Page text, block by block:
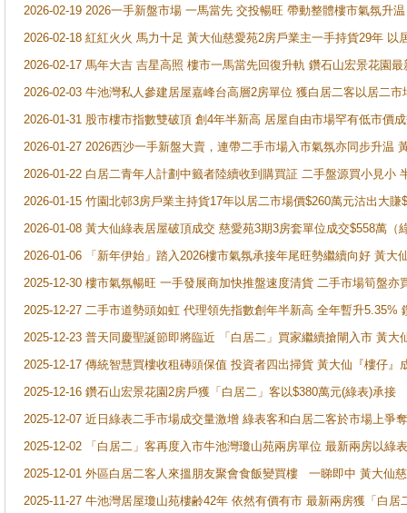
2026-02-19 2026一手新盤市場 一馬當先 交投暢旺 帶動整體樓市氣氛升
2026-02-18 紅紅火火 馬力十足 黃大仙慈愛苑2房戶業主一手持貨29年 以
2026-02-17 馬年大吉 吉星高照 樓市一馬當先回復升軌 鑽石山宏景花園
2026-02-03 牛池灣私人參建居屋嘉峰台高層2房單位 獲白居二客以居二市
2026-01-31 股市樓市指數雙破頂 創4年半新高 居屋自由市場罕有低市價
2026-01-27 2026西沙一手新盤大賣，連帶二手市場入市氣氛亦同步升温
2026-01-22 白居二青年人計劃中籤者陸續收到購買証 二手盤源買小見小
2026-01-15 竹園北邨3房戶業主持貨17年以居二市場價$260萬元沽出大賺
2026-01-08 黃大仙綠表居屋破頂成交 慈愛苑3期3房套單位成交$558萬（
2026-01-06 「新年伊始」踏入2026樓市氣氛承接年尾旺勢繼續向好 黃
2025-12-30 樓市氣氛暢旺 一手發展商加快推盤速度清貨 二手市場筍盤
2025-12-27 二手市道勢頭如虹 代理領先指數創年半新高 全年暫升5.35%
2025-12-23 普天同慶聖誕節即將臨近 「白居二」買家繼續搶閘入市 黃
2025-12-17 傳統智慧買樓收租磚頭保值 投資者四出掃貨 黃大仙『樓仔
2025-12-16 鑽石山宏景花園2房戶獲「白居二」客以$380萬元(綠表)承接
2025-12-07 近日綠表二手市場成交量激增 綠表客和白居二客於市場上
2025-12-02 「白居二」客再度入市牛池灣瓊山苑兩房單位 最新兩房以綠
2025-12-01 外區白居二客人來搵朋友聚會食飯變買樓 一睇即中 黃大仙
2025-11-27 牛池灣居屋瓊山苑樓齢42年 依然有價有市 最新兩房獲「白居